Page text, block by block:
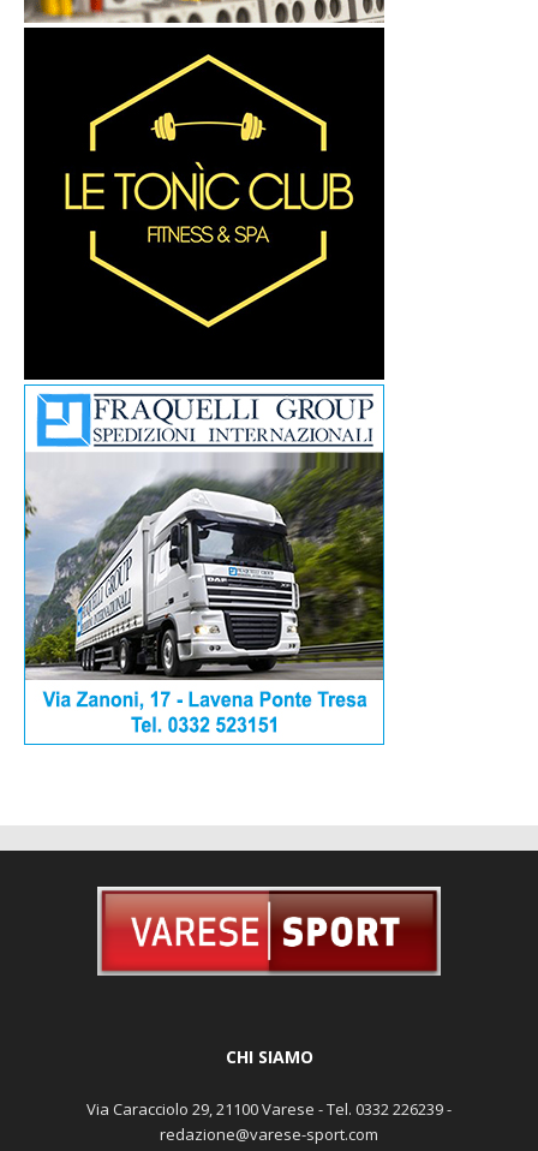
CHI SIAMO
Via Caracciolo 29, 21100 Varese - Tel. 0332 226239 -
redazione@varese-sport.com